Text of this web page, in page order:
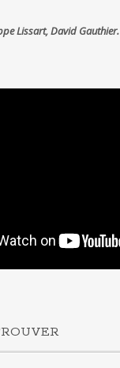
Lissart, David Gauthier.